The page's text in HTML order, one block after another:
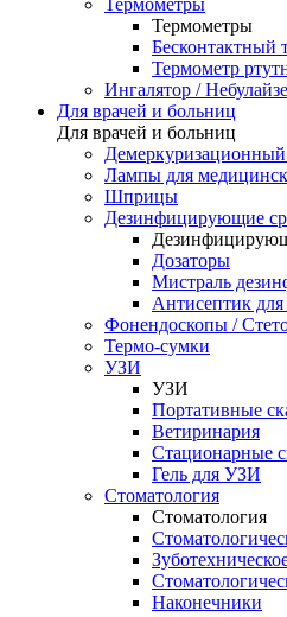
Термометры
Термометры
Бесконтактный
Термометр
Ингалятор /
Для врачей и больниц
Для врачей и больниц
Лампы для
Шприцы
Дезинфицирующие
Дозаторы
Мистраль
Антисептик для
Фонендоскопы /
Термо-сумки
УЗИ
УЗИ
Портативные
Ветиринария
Стационарные
Гель для УЗИ
Стоматология
Стоматология
Наконечники